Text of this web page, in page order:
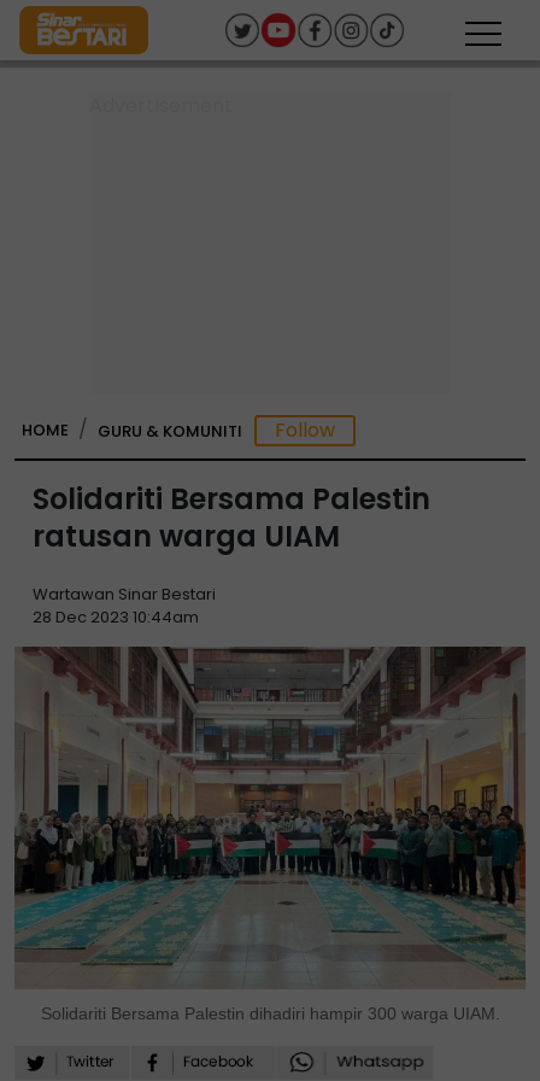
HOME GURU & KOMUNITI
Solidariti Bersama Palestin
ratusan warga UIAM
Wartawan Sinar Bestari
28 Dec 2023 10:44am
Solidariti Bersama Palestin dihadiri hampir 300 warga UIAM.